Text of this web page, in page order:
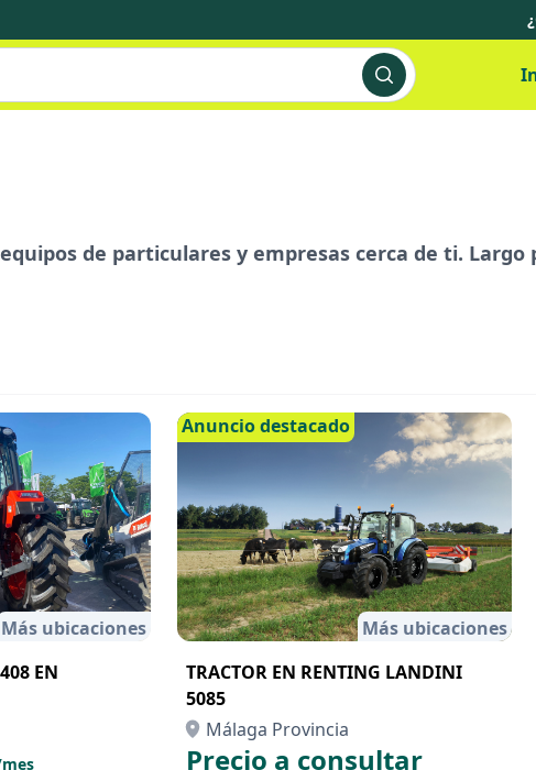
de particulares y empresas cerca de ti.
Más ubicaciones
EN
Anuncio destacado
Más ubicaciones
TRACTOR EN RENTING LANDINI
5085
Málaga Provincia
Precio a consultar